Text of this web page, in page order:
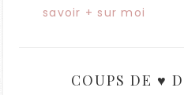
savoir + sur moi
COUPS DE ♥